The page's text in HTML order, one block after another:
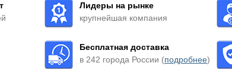
Лидеры на рынке
крупнейшая компания
Бесплатная доставка
в 242 города России (подробнее)